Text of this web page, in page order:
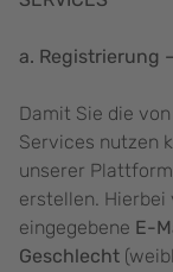
a. Registrierung
Damit Sie die
Services nutzen
unserer
erstellen.
eingegebene E-
Geschlecht